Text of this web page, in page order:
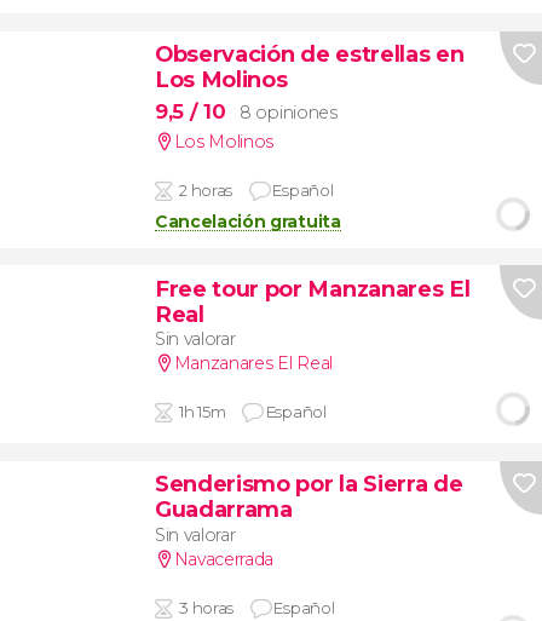
Observación de estrellas en
Los Molinos
9,5 / 10
8 opiniones
Los Molinos
2 horas Español
Cancelación gratuita
Free tour por Manzanares El
Real
Sin valorar
Manzanares El Real
1h 15m Español
Senderismo por la Sierra de
Guadarrama
Sin valorar
Navacerrada
3 horas Español